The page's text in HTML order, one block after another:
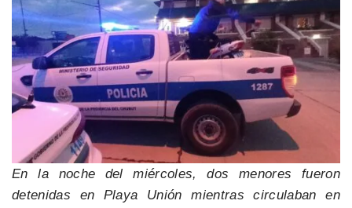
En la noche del miércoles, dos menores fueron
detenidas en Playa Unión mientras circulaban en